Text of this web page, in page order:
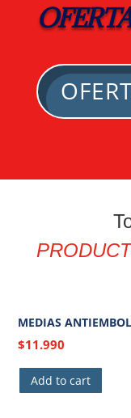
MEDIAS
$11.990
Add to cart